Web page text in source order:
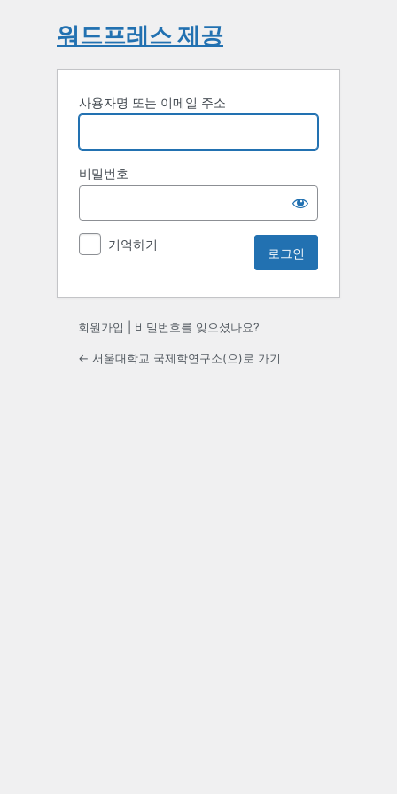
워드프레스 제공
사용자명 또는 이메일 주소
비밀번호
기억하기
회원가입 비밀번호를 잊으셨나요?
← 서울대학교 국제학연구소(으)로 가기